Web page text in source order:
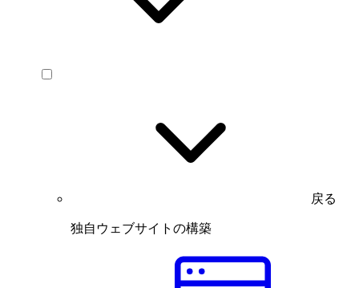
戻る
独自ウェブサイトの構築